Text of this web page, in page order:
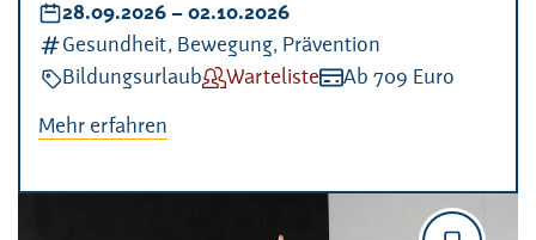
Datum:
28.09.2026 – bis
02.10.2026
Kategorien:
Gesundheit, Bewegung, Prävention
Veranstaltungsart:
BildungsurlaubVerfügbarkeit:
WartelisteKosten:
Ab 709 Euro
Mehr erfahren